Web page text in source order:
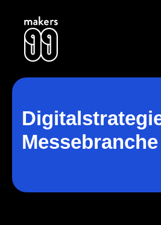
Messebranche